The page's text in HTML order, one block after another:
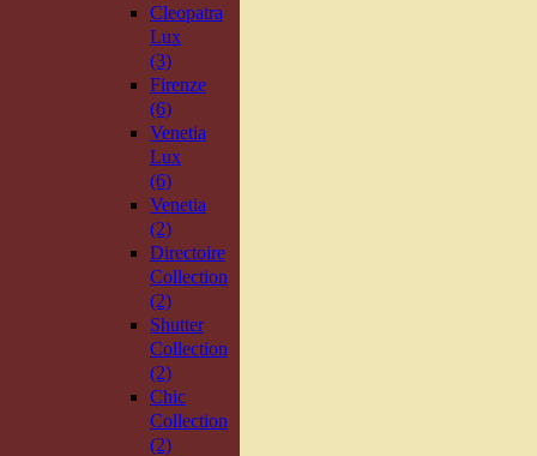
Cleopatra
Lux
(3)
Firenze
(6)
Venetia
Lux
(6)
Venetia
(2)
Directoire
Collection
(2)
Shutter
Collection
(2)
Chic
Collection
(2)